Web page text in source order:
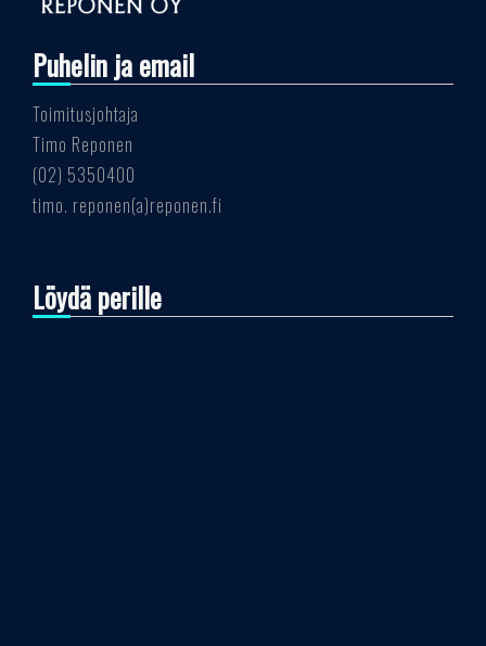
Puhelin ja email
Toimitusjohtaja
Timo Reponen
(02) 5350400
timo. reponen(a)reponen.fi
Löydä perille